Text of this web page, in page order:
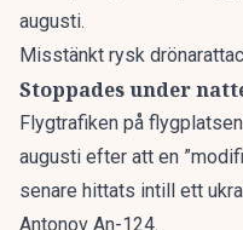
augusti.
Misstänkt rysk
Stoppades under
Flygtrafiken på
augusti efter att en
senare hittats intill ett
Antonov An-124.